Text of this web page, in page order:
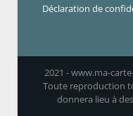
Déclaration de
2021 - www.ma-
Toute reproduction
donnera lieu à